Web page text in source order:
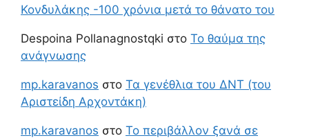
Κονδυλάκης -100 χρόνια μετά το θάνατο του
Despoina Pollanagnostqki στο Το θαύμα της
ανάγνωσης
mp.karavanos στο Τα γενέθλια του ΔΝΤ (του
Αριστείδη Αρχοντάκη)
mp.karavanos στο Το περιβάλλον ξανά σε